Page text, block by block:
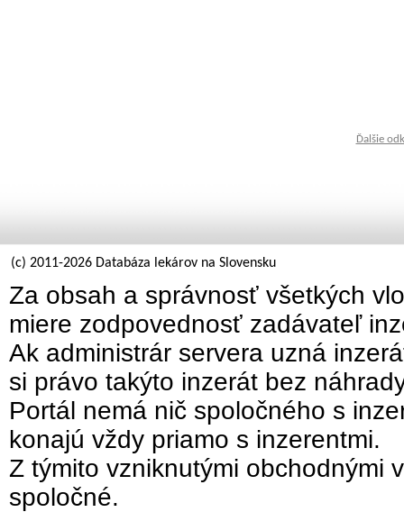
Ďalšie
(c) 2011-2026 Databáza lekárov na Slovensku
Za obsah a správnosť všetkých
miere zodpovednosť zadávateľ
Ak administrár servera uzná
si právo takýto inzerát bez
Portál nemá nič spoločného s
konajú vždy priamo s inzerentmi.
Z týmito vzniknutými obchodnými
spoločné.